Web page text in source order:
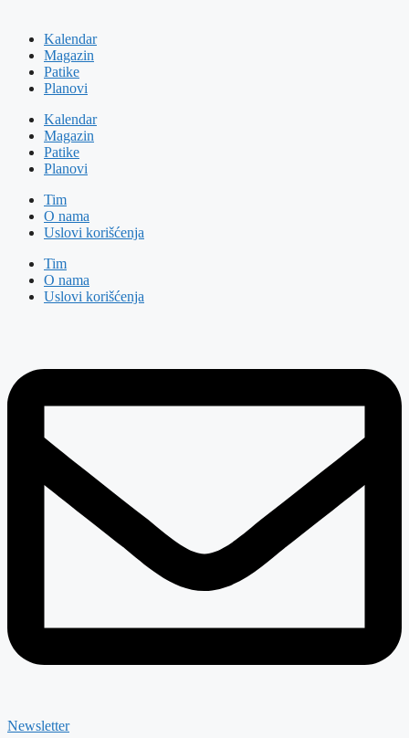
Kalendar
Magazin
Patike
Planovi
Kalendar
Magazin
Patike
Planovi
Tim
O nama
Uslovi korišćenja
Tim
O nama
Uslovi korišćenja
Newsletter